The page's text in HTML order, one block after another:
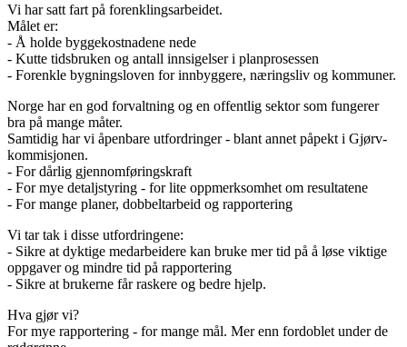
Vi har satt fart på forenklingsarbeidet.
Målet er:
- Å holde byggekostnadene nede
- Kutte tidsbruken og antall innsigelser i planprosessen
- Forenkle bygningsloven for innbyggere, næringsliv og kommuner.
Norge har en god forvaltning og en offentlig sektor som fungerer
bra på mange måter.
Samtidig har vi åpenbare utfordringer - blant annet påpekt i Gjørv-
kommisjonen.
- For dårlig gjennomføringskraft
- For mye detaljstyring - for lite oppmerksomhet om resultatene
- For mange planer, dobbeltarbeid og rapportering
Vi tar tak i disse utfordringene:
- Sikre at dyktige medarbeidere kan bruke mer tid på å løse viktige
oppgaver og mindre tid på rapportering
- Sikre at brukerne får raskere og bedre hjelp.
Hva gjør vi?
For mye rapportering - for mange mål. Mer enn fordoblet under de